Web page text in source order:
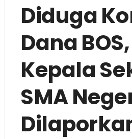
Diduga
Dana BOS,
Kepala
SMA